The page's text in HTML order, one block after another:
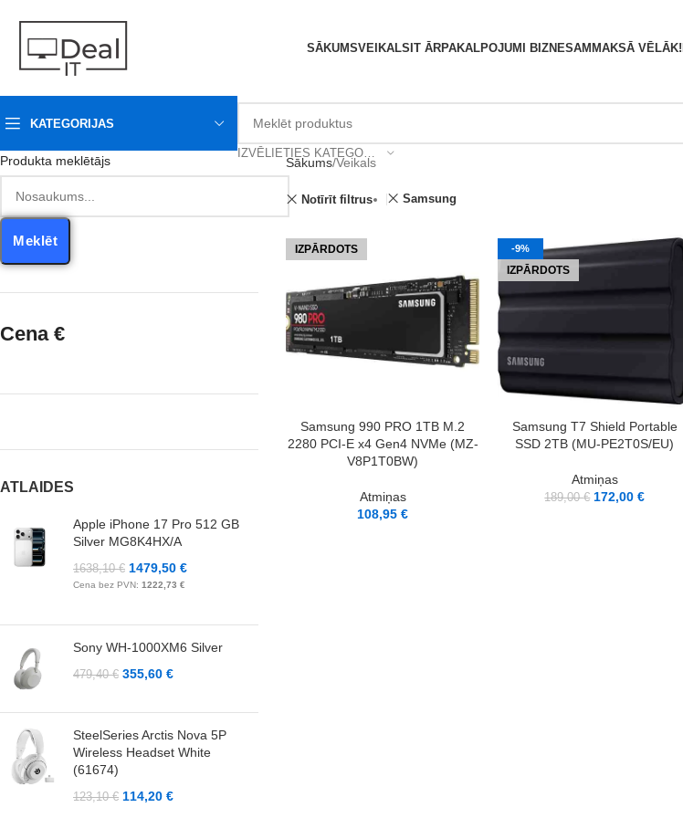
SĀKUMSVEIKALS IT ĀRPAKALPOJUMI BIZNESAM MAKSĀ VĒLĀK!
KATEGORIJAS
IZVĒLIETIES KATEGORIJU
Produkta meklētājs
Meklēt
Cena €
ATLAIDES
Apple iPhone 17 Pro 512 GB
Silver MG8K4HX/A
1638,10€ 1479,50 €
Cena bez PVN: 1222,73 €
Sony WH-1000XM6 Silver
479,40€ 355,60 €
SteelSeries Arctis Nova 5P
Wireless Headset White
(61674)
123,10€ 114,20 €
Sākums Veikals
Notīrīt filtrus Samsung
IZPĀRDOTS
LASĪT VAIRĀK
Samsung 990 PRO 1TB M.2
2280 PCI-E x4 Gen4 NVMe (MZ-
V8P1T0BW)
Atmiņas
108,95€
-9%
IZPĀRDOTS
LASĪT VAIRĀK
Samsung T7 Shield Portable
SSD 2TB (MU-PE2T0S/EU)
Atmiņas
189,00€ 172,00€